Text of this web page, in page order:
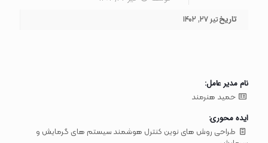
تاریختیر ۲۷, ۱۴۰۲
نام مدیر عامل:
حمید هنرمند
ایده محوری:
طراحی روش های نوین کنترل هوشمند سیستم های گرمایش و